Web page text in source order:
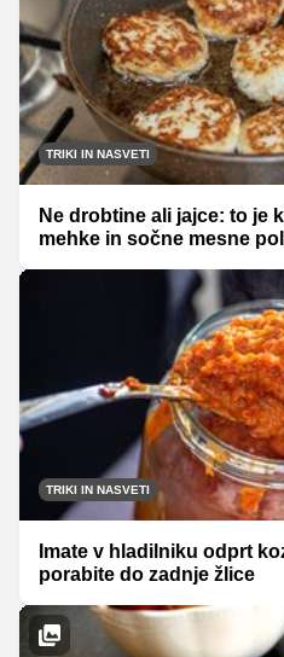
TRIKI IN NASVETI
Ne drobtine ali jajce: to je
mehke in sočne mesne
TRIKI IN NASVETI
Imate v hladilniku odprt
porabite do zadnje žlice